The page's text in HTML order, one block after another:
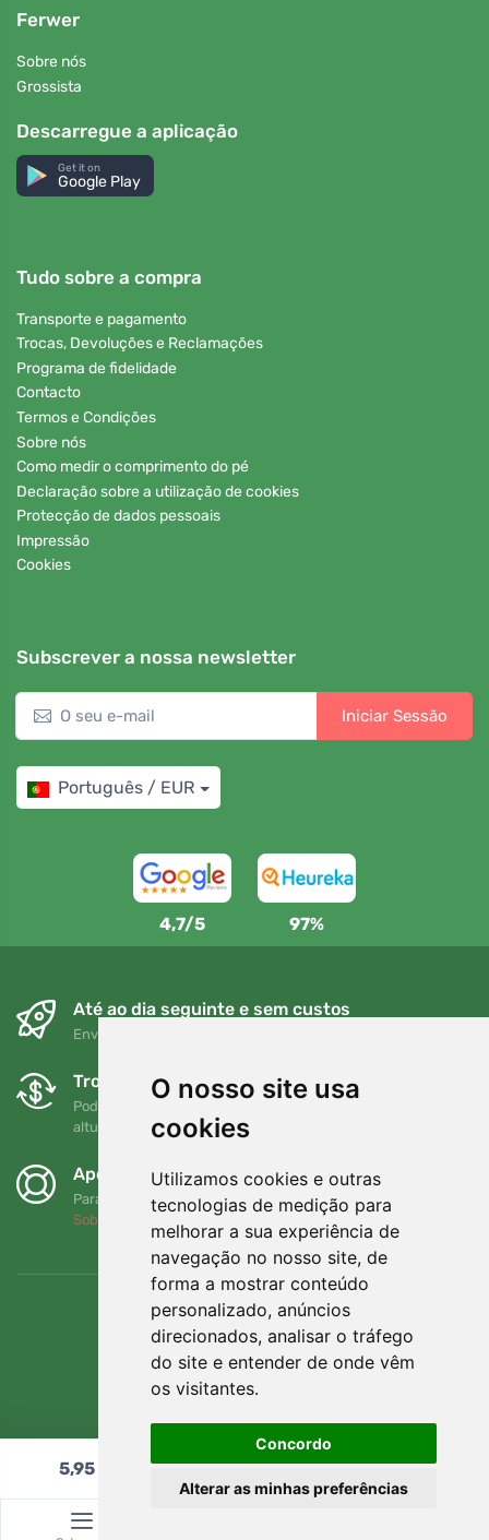
O nosso site usa
cookies
Utilizamos cookies e outras
tecnologias de medição para
melhorar a sua experiência de
navegação no nosso site, de
forma a mostrar conteúdo
personalizado, anúncios
direcionados, analisar o tráfego
do site e entender de onde vêm
os visitantes.
Concordo
Alterar as minhas preferências
Ferwer
Sobre nós
Grossista
Descarregue a aplicação
Get it on
Google Play
Tudo sobre a compra
Transporte e pagamento
Trocas, Devoluções e Reclamações
Programa de fidelidade
Contacto
Termos e Condições
Sobre nós
Como medir o comprimento do pé
Declaração sobre a utilização de cookies
Protecção de dados pessoais
Impressão
Cookies
Subscrever a nossa newsletter
Iniciar Sessão
Português / EUR
4,7/5 97%
Até ao dia seguinte e sem custos
Envio gratuito para encomendas superiores a 80 EUR
Trocas e devoluções gratuitas
Pode devolver ou trocar a sua encomenda em qualquer
altura no prazo de 90 dias
Apoiamos a Trees.org
Para cada encomenda plantamos uma árvore! Leia mais
Sobre nós
5,95 Adicionar ao carrinho